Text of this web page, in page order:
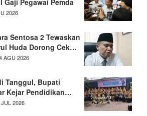
2026
Sentosa 2 Tewaskan
Huda Dorong Cek…
AGU 2026
Tanggul, Bupati
Kejar Pendidikan…
2026